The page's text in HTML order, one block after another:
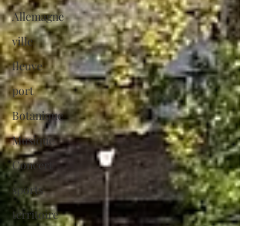
Allemagne
ville
fleuve
port
Botanique
Musique
Concert
sports
territoire